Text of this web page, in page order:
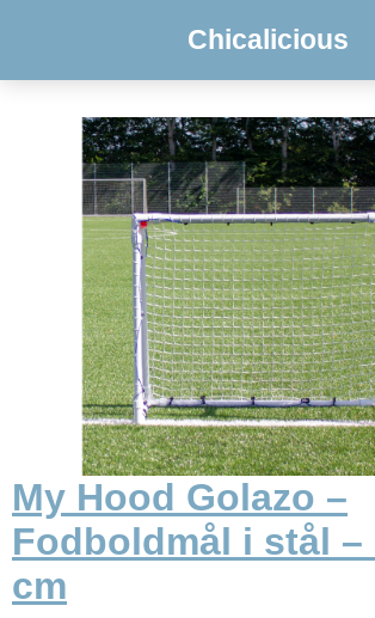
Chicalicious
My Hood Golazo –
Fodboldmål i stål –
cm